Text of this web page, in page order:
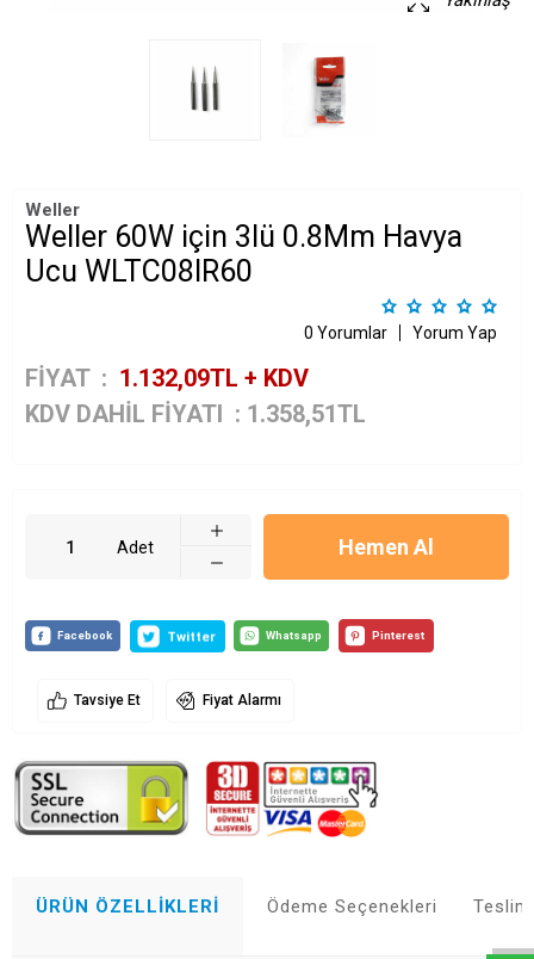
Whatsapp
Weller
Weller 60W için 3lü 0.8Mm Havya
Ucu WLTC08IR60
0 Yorumlar Yorum Yap
FİYAT : 1.132,09TL + KDV
KDV DAHİL FİYATI : 1.358,51TL
Adet Hemen Al
Tavsiye Et Fiyat Alarmı
ÜRÜN ÖZELLIKLERI Ödeme Seçenekleri